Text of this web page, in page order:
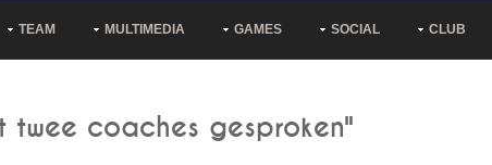
TEAM MULTIMEDIA GAMES SOCIAL CLUB
twee coaches gesproken"